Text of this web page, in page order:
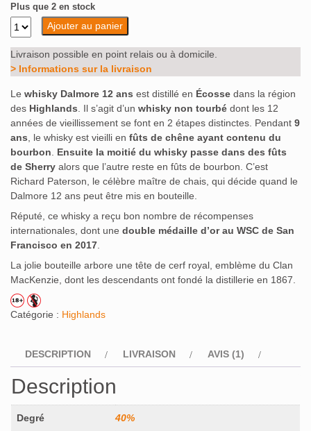
notation
client
Plus que 2 en stock
Ajouter au panier
Livraison possible en point relais ou à domicile.
> Informations sur la livraison
Le whisky Dalmore 12 ans est distillé en Écosse dans la région
des Highlands . Il s’agit d’un whisky non tourbé dont les 12
années de vieillissement se font en 2 étapes distinctes. Pendant 9
ans , le whisky est vieilli en fûts de chêne ayant contenu du
bourbon
Ensuite la moitié du whisky passe dans des fûts
de Sherry alors que l’autre reste en fûts de bourbon. C’est
Richard Paterson, le célèbre maître de chais, qui décide quand le
Dalmore 12 ans peut être mis en bouteille.
Réputé, ce whisky a reçu bon nombre de récompenses
internationales, dont une double médaille d’or au WSC de San
Francisco en 2017
La jolie bouteille arbore une tête de cerf royal, emblème du Clan
MacKenzie, dont les descendants ont fondé la distillerie en 1867.
Catégorie : Highlands
DESCRIPTION LIVRAISON AVIS (1)
Description
Degré 40%